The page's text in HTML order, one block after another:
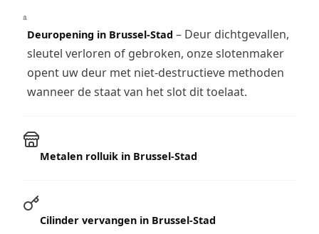
Deuropening in Brussel-Stad – Deur dichtgevallen,
sleutel verloren of gebroken, onze slotenmaker
opent uw deur met niet-destructieve methoden
wanneer de staat van het slot dit toelaat.
Metalen rolluik in Brussel-Stad
Cilinder vervangen in Brussel-Stad